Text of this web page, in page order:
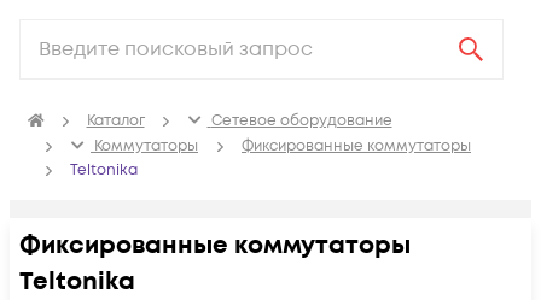
Каталог
Сетевое оборудование
Коммутаторы
Фиксированные коммутаторы
Teltonika
Фиксированные коммутаторы
Teltonika